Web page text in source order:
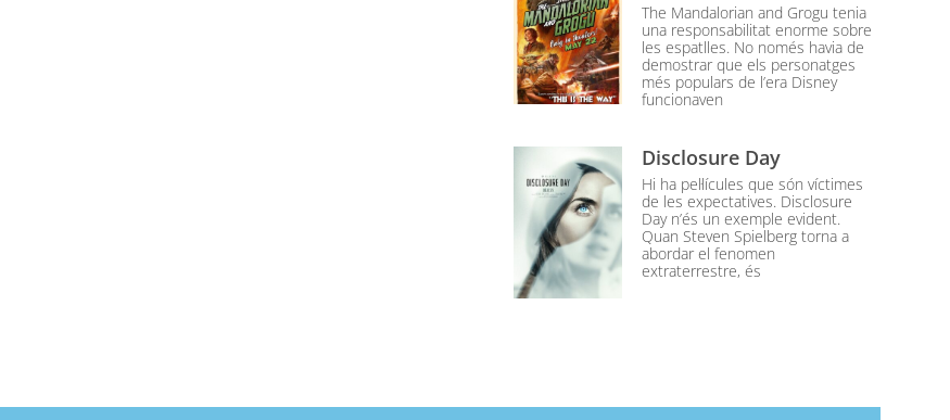
The Mandalorian and Grogu tenia
una responsabilitat enorme sobre
les espatlles. No només havia de
demostrar que els personatges
més populars de l’era Disney
funcionaven
Disclosure Day
Hi ha pel·lícules que són víctimes
de les expectatives. Disclosure
Day n’és un exemple evident.
Quan Steven Spielberg torna a
abordar el fenomen
extraterrestre, és